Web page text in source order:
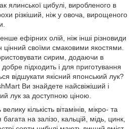
ялинської цибулі, виробленого в
різкіший, ніж у овоча, вирощеного
ефірних олій, ніж інші різновиди
цінний своїми смаковими якостями.
сирим, додаючи в
підходить і для приготування
відшукати якісний японський лук?
Ви знайдете найсвіжіший і
лук за доступною ціною.
кількість вітамінів, мікро- та
на залізо, кальцій, мідь, цинк,